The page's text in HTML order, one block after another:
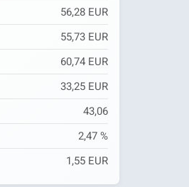
56,28 EUR
55,73 EUR
60,74 EUR
33,25 EUR
43,06
2,47 %
1,55 EUR